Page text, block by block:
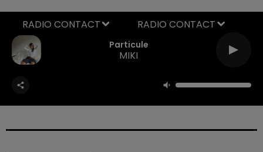
Particule
MIKI
RADIO CONTACT